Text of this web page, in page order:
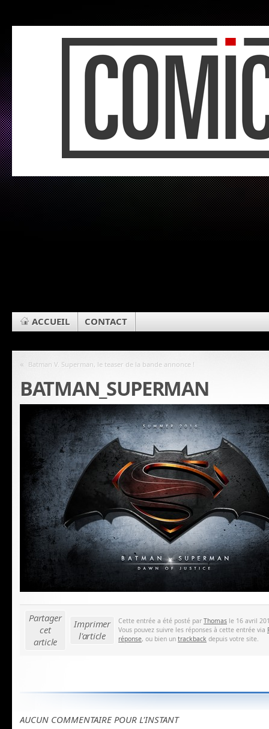
ACCUEIL CONTACT
« Batman V. Superman, le teaser de la bande annonce !
BATMAN_SUPERMAN
Partager
cet
article
Imprimer
l'article
Cette entrée a été posté par Thomas le 16 avril
Vous pouvez suivre les réponses à cette entrée via
réponse, ou bien un trackback depuis votre site.
AUCUN COMMENTAIRE POUR L'INSTANT